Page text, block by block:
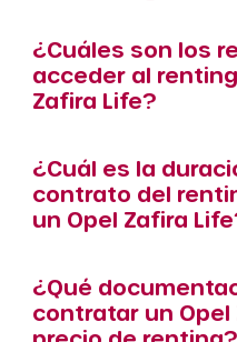
¿Cuáles son los
acceder al
Zafira Life?
¿Cuál es la
contrato del
un Opel Zafira
¿Qué
contratar un Opel